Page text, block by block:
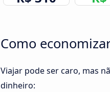
Como
Viajar pode ser caro, mas
dinheiro: